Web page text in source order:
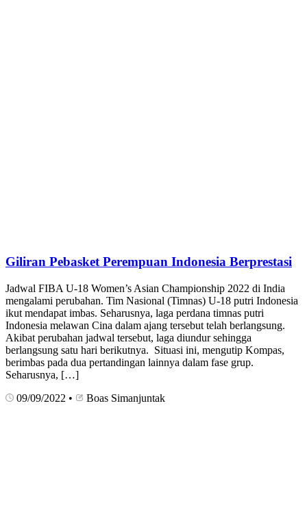
Giliran Pebasket Perempuan Indonesia Berprestasi
Jadwal FIBA U-18 Women’s Asian Championship 2022 di India
mengalami perubahan. Tim Nasional (Timnas) U-18 putri Indonesia
ikut mendapat imbas. Seharusnya, laga perdana timnas putri
Indonesia melawan Cina dalam ajang tersebut telah berlangsung.
Akibat perubahan jadwal tersebut, laga diundur sehingga
berlangsung satu hari berikutnya. Situasi ini, mengutip Kompas,
berimbas pada dua pertandingan lainnya dalam fase grup.
Seharusnya, […]
09/09/2022 • Boas Simanjuntak